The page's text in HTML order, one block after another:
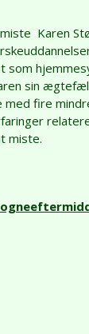
Karen
som
sin
fire
miste.